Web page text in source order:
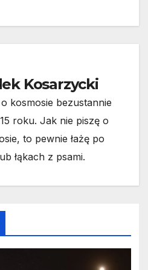
Kosarzycki
kosmosie bezustannie
roku. Jak nie piszę o
to pewnie łażę po
łąkach z psami.